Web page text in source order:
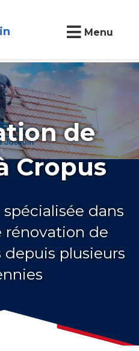
Menu
de
Cropus
dans
rénovation de
plusieurs